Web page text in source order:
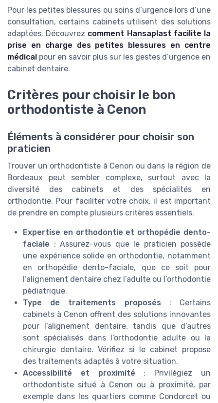
Pour les petites blessures ou soins d’urgence lors d’une
consultation, certains cabinets utilisent des solutions
adaptées. Découvrez comment Hansaplast facilite la
prise en charge des petites blessures en centre
médical pour en savoir plus sur les gestes d’urgence en
cabinet dentaire.
Critères pour choisir le bon
orthodontiste à Cenon
Éléments à considérer pour choisir son
praticien
Trouver un orthodontiste à Cenon ou dans la région de
Bordeaux peut sembler complexe, surtout avec la
diversité des cabinets et des spécialités en
orthodontie. Pour faciliter votre choix, il est important
de prendre en compte plusieurs critères essentiels.
Expertise en orthodontie et orthopédie dento-
faciale : Assurez-vous que le praticien possède
une expérience solide en orthodontie, notamment
en orthopédie dento-faciale, que ce soit pour
l’alignement dentaire chez l’adulte ou l’orthodontie
pédiatrique.
Type de traitements proposés : Certains
cabinets à Cenon offrent des solutions innovantes
pour l’alignement dentaire, tandis que d’autres
sont spécialisés dans l’orthodontie adulte ou la
chirurgie dentaire. Vérifiez si le cabinet propose
des traitements adaptés à votre situation.
Accessibilité et proximité : Privilégiez un
orthodontiste situé à Cenon ou à proximité, par
exemple dans les quartiers comme Condorcet ou